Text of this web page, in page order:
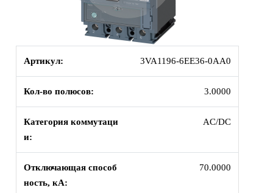
Артикул: 3VA1196-6EE36-0AA0
Кол-во полюсов: 3.0000
Категория коммутаци
и:
AC/DC
Отключающая способ
ность, кА:
70.0000